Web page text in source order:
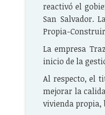
reactivó el
San Salvador.
Propia-
La empresa
inicio de la
Al respecto, el
mejorar la
vivienda propia,